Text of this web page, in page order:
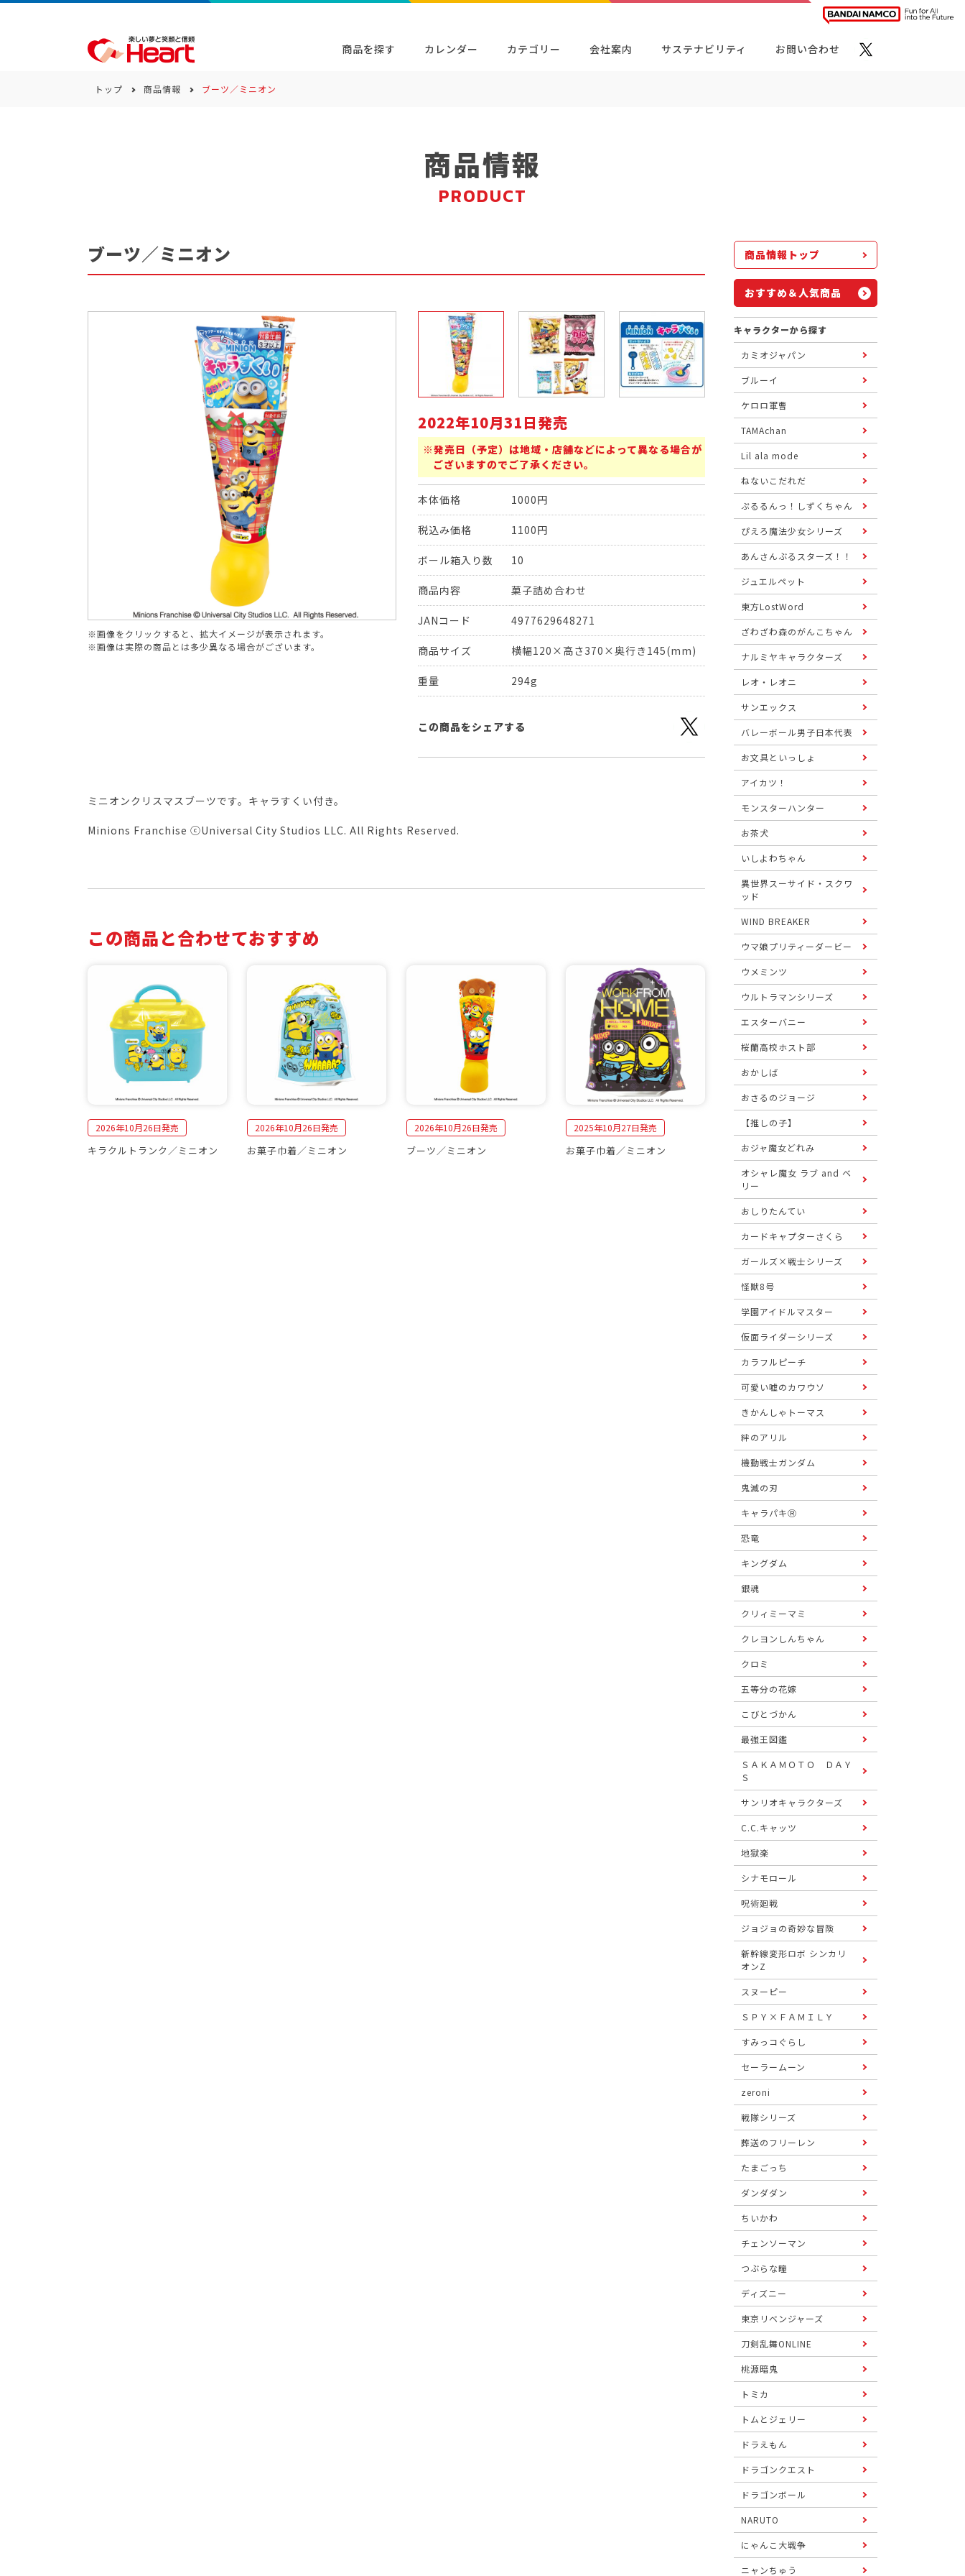
商品を探す
商品一覧 キーワード検索
カレンダー カテゴリー
カテゴリー
会社案内 サステナビリティ お問い合わせ
トップ 商品情報 ブーツ／ミニオン
商品情報
PRODUCT
ブーツ／ミニオン
※画像をクリックすると、拡大イメージが表示されます。
※画像は実際の商品とは多少異なる場合がございます。
2022年10月31日発売
※発売日（予定）は地域・店舗などによって異なる場合が
ございますのでご了承ください。
本体価格 1000円
税込み価格 1100円
ボール箱入り数 10
商品内容 菓子詰め合わせ
JANコード 4977629648271
商品サイズ 横幅120×高さ370×奥行き145(mm)
重量 294g
この商品をシェアする
ミニオンクリスマスブーツです。キャラすくい付き。
Minions Franchise ⓒUniversal City Studios LLC. All Rights Reserved.
この商品と合わせておすすめ
2026年10月26日発売
キラクルトランク／ミニオン
2026年10月26日発売
お菓子巾着／ミニオン
2026年10月26日発売
ブーツ／ミニオン
2025年10月27日発売
お菓子巾着／ミニオン
商品情報トップ
おすすめ＆人気商品
キャラクターから探す
カミオジャパン
ブルーイ
ケロロ軍曹
TAMAchan
Lil ala mode
ねないこだれだ
ぷるるんっ！しずくちゃん
ぴえろ魔法少女シリーズ
あんさんぶるスターズ！！
ジュエルペット
東方LostWord
ざわざわ森のがんこちゃん
ナルミヤキャラクターズ
レオ・レオニ
サンエックス
バレーボール男子日本代表
お文具といっしょ
アイカツ！
モンスターハンター
お茶犬
いしよわちゃん
異世界スーサイド・スクワ
ッド
WIND BREAKER
ウマ娘プリティーダービー
ウメミンツ
ウルトラマンシリーズ
エスターバニー
桜蘭高校ホスト部
おかしば
おさるのジョージ
【推しの子】
おジャ魔女どれみ
オシャレ魔女 ラブ and ベ
リー
おしりたんてい
カードキャプターさくら
ガールズ×戦士シリーズ
怪獣8号
学園アイドルマスター
仮面ライダーシリーズ
カラフルピーチ
可愛い嘘のカワウソ
きかんしゃトーマス
絆のアリル
機動戦士ガンダム
鬼滅の刃
キャラパキⓇ
恐竜
キングダム
銀魂
クリィミーマミ
クレヨンしんちゃん
クロミ
五等分の花嫁
こびとづかん
最強王図鑑
ＳＡＫＡＭＯＴＯ ＤＡＹ
Ｓ
サンリオキャラクターズ
C.C.キャッツ
地獄楽
シナモロール
呪術廻戦
ジョジョの奇妙な冒険
新幹線変形ロボ シンカリ
オンZ
スヌーピー
ＳＰＹ×ＦＡＭＩＬＹ
すみっコぐらし
セーラームーン
zeroni
戦隊シリーズ
葬送のフリーレン
たまごっち
ダンダダン
ちいかわ
チェンソーマン
つぶらな瞳
ディズニー
東京リベンジャーズ
刀剣乱舞ONLINE
桃源暗鬼
トミカ
トムとジェリー
ドラえもん
ドラゴンクエスト
ドラゴンボール
NARUTO
にゃんこ大戦争
ニャンちゅう